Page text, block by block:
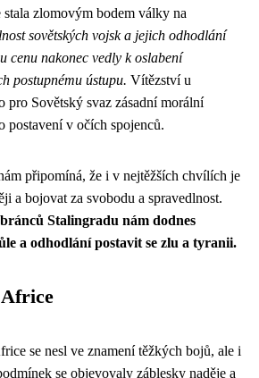
zlomovým bodem války na
sovětských vojsk a jejich odhodlání
cenu nakonec vedly k oslabení
postupnému ústupu. Vítězství u
pro Sovětský svaz zásadní morální
postavení v očích spojenců.
připomíná, že i v nejtěžších chvílích je
a bojovat za svobodu a spravedlnost.
Stalingradu nám dodnes
a odhodlání postavit se zlu a tyranii.
se nesl ve znamení těžkých bojů, ale i
se objevovaly záblesky naděje a